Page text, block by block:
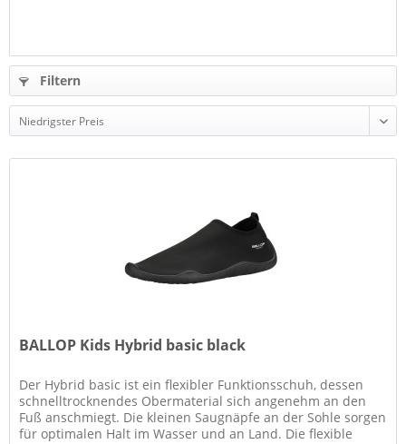
Filtern
BALLOP Kids Hybrid basic black
Der Hybrid basic ist ein flexibler Funktionsschuh, dessen
schnelltrocknendes Obermaterial sich angenehm an den
Fuß anschmiegt. Die kleinen Saugnäpfe an der Sohle sorgen
für optimalen Halt im Wasser und an Land. Die flexible